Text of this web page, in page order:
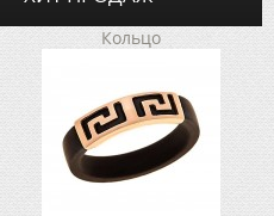
Кольцо